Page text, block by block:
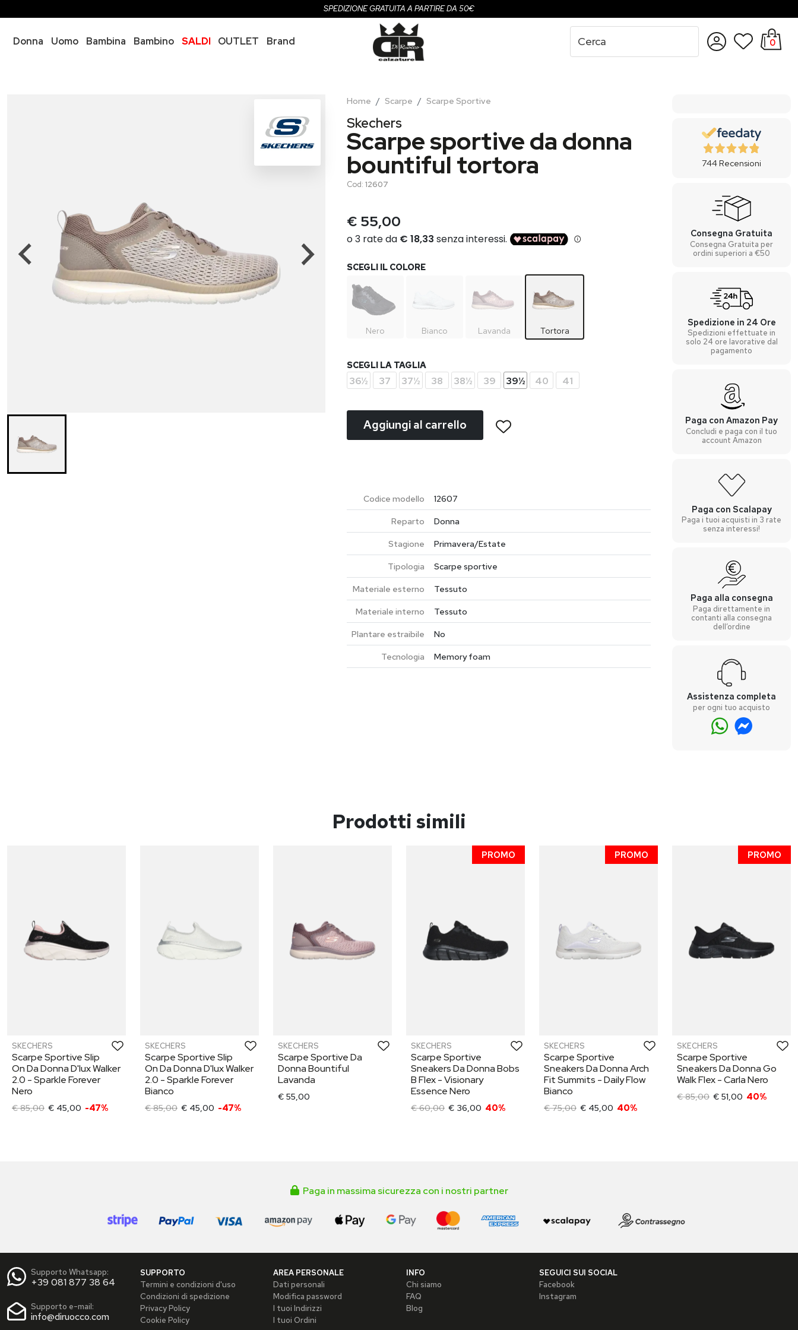
SPEDIZIONE GRATUITA A PARTIRE DA 50€
Donna Uomo Bambina Bambino SALDI OUTLET
Brand
0
Home Scarpe Scarpe Sportive
Skechers
Scarpe sportive da donna
bountiful tortora
Cod: 12607
€ 55,00
SCEGLI IL COLORE
Nero Bianco Lavanda Tortora
SCEGLI LA TAGLIA
36½ 37 37½ 38 38½ 39 39½ 40 41
Aggiungi al carrello
Codice modello
12607
Reparto
Donna
Stagione
Primavera/Estate
Tipologia
Scarpe sportive
Materiale esterno
Tessuto
Materiale interno
Tessuto
Plantare estraibile
No
Tecnologia
Memory foam
744Recensioni
Consegna Gratuita
Consegna Gratuita per
ordini superiori a €50
Spedizione in 24 Ore
Spedizioni effettuate in
solo 24 ore lavorative dal
pagamento
Paga con Amazon Pay
Concludi e paga con il tuo
account Amazon
Paga con Scalapay
Paga i tuoi acquisti in 3 rate
senza interessi!
Paga alla consegna
Paga direttamente in
contanti alla consegna
dell’ordine
Assistenza completa
per ogni tuo acquisto
Prodotti simili
SKECHERS
Scarpe Sportive Slip
On Da Donna D'lux Walker
2.0 - Sparkle Forever
Nero
€ 85,00 € 45,00 -47%
SKECHERS
Scarpe Sportive Slip
On Da Donna D'lux Walker
2.0 - Sparkle Forever
Bianco
€ 85,00 € 45,00 -47%
SKECHERS
Scarpe Sportive Da
Donna Bountiful
Lavanda
€ 55,00
PROMO
SKECHERS
Scarpe Sportive
Sneakers Da Donna Bobs
B Flex - Visionary
Essence Nero
€ 60,00 € 36,00 40%
PROMO
SKECHERS
Scarpe Sportive
Sneakers Da Donna Arch
Fit Summits - Daily Flow
Bianco
€ 75,00 € 45,00 40%
PROMO
SKECHERS
Scarpe Sportive
Sneakers Da Donna Go
Walk Flex - Carla Nero
€ 85,00 € 51,00 40%
Paga in massima sicurezza con i nostri partner
Supporto Whatsapp:
+39 081 877 38 64
Supporto e-mail:
info@diruocco.com
SUPPORTO
Termini e condizioni d'uso
Condizioni di spedizione
Privacy Policy
Cookie Policy
AREA PERSONALE
Dati personali
Modifica password
I tuoi Indirizzi
I tuoi Ordini
INFO
Chi siamo
FAQ
Blog
SEGUICI SUI SOCIAL
Facebook
Instagram